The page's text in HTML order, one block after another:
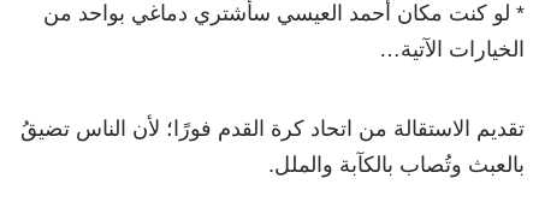
* لو كنت مكان أحمد العيسي سأشتري دماغي بواحد من
الخيارات الآتية…
تقديم الاستقالة من اتحاد كرة القدم فورًا؛ لأن الناس تضيقُ
بالعبث وتُصاب بالكآبة والملل.